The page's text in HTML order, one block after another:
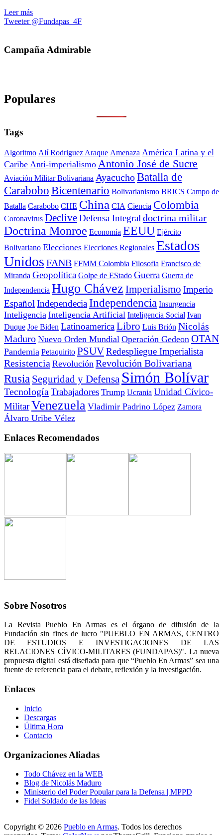
Leer más
Tweeter @Fundapas_4F
Campaña Admirable
Populares
Tags
Algoritmo Alí Rodriguez Araque Amenaza América Latina y el
Caribe Anti-imperialismo Antonio José de Sucre
Aviación Militar Bolivariana AyacuchoBatalla de
Carabobo Bicentenario Bolivarianismo BRICS Campo de
Batalla Carabobo CHE China CIA Ciencia Colombia
Coronavirus DecliveDefensa Integral doctrina militar
Doctrina Monroe Economía EEUU Ejército
Bolivariano Elecciones Elecciones Regionales Estados
Unidos FANB FFMM Colombia Filosofia Francisco de
Miranda Geopolítica Golpe de EStado Guerra Guerra de
Independencia Hugo Chávez Imperialismo Imperio
Español IndependeciaIndependencia Insurgencia
Inteligencia Inteligencia Artificial Inteligencia Social Ivan
Duque Joe Biden LatinoamericaLibro Luis Brión Nicolás
Maduro Nuevo Orden Mundial Operación Gedeon OTAN
Pandemia Petaquirito PSUVRedespliegue Imperialista
Resistencia Revolución Revolución Bolivariana
Rusia Seguridad y Defensa Simón Bolívar
Tecnología Trabajadores Trump Ucrania Unidad Cívico-
MilitarVenezuela Vladimir Padrino López Zamora
Álvaro Uribe Vélez
Enlaces Recomendados
Sobre Nosotros
La Revista Pueblo En Armas es el órgano de difusión de la
Fundación sin fines de lucro "PUEBLO EN ARMAS, CENTRO
DE ESTUDIOS E INVESTIGACIONES DE LAS
RELACIONES CÍVICO-MILITARES (FUNDAPAS)". La nueva
propuesta digital está diseñada para que “Pueblo En Armas” sea una
fuente de referencia para el debate, reflexión y la investigación.
Enlaces
Inicio
Descargas
Última Hora
Contacto
Organizaciones Aliadas
Todo Chávez en la WEB
Blog de Nicolás Maduro
Ministerio del Poder Popular para la Defensa | MPPD
Fidel Soldado de las Ideas
Copyright © 2026 Pueblo en Armas. Todos los derechos